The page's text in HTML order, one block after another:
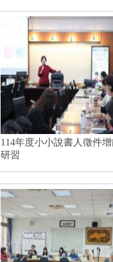
114年度小小說書人徵件
研習